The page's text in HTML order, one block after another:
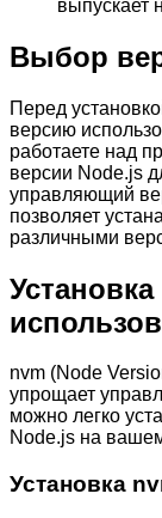
выпускает
Выбор
Перед
версию
работаете над
версии Node.js
управляющий
позволяет
различными
nvm (Node
упрощает
можно легко
Node.js на
Установка